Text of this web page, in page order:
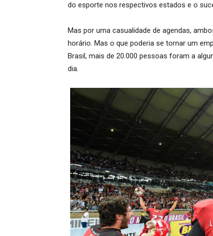
do esporte nos respectivos estados e o
Mas por uma casualidade de agendas,
horário. Mas o que poderia se tornar um
Brasil, mais de 20.000 pessoas foram a
dia.